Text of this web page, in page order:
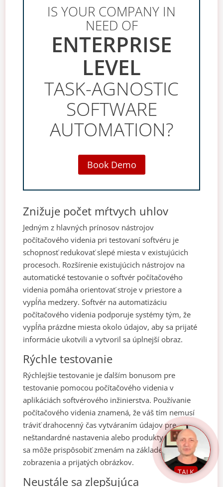
IS YOUR COMPANY IN
NEED OF
ENTERPRISE
LEVEL
TASK-AGNOSTIC
SOFTWARE
AUTOMATION?
Book Demo
Znižuje počet mŕtvych uhlov
Jedným z hlavných prínosov nástrojov
počítačového videnia pri testovaní softvéru je
schopnosť redukovať slepé miesta v existujúcich
procesoch. Rozšírenie existujúcich nástrojov na
automatické testovanie o softvér počítačového
videnia pomáha orientovať stroje v priestore a
vypĺňa medzery. Softvér na automatizáciu
počítačového videnia podporuje systémy tým, že
vypĺňa prázdne miesta okolo údajov, aby sa prijaté
informácie ukotvili a vytvoril sa úplnejší obraz.
Rýchle testovanie
Rýchlejšie testovanie je ďalším bonusom pre
testovanie pomocou počítačového videnia v
aplikáciách softvérového inžinierstva. Používanie
počítačového videnia znamená, že váš tím nemusí
tráviť drahocenný čas vytváraním údajov pre
neštandardné nastavenia alebo produkty. Počítač
sa môže prispôsobiť zmenám na základe
zobrazenia a prijatých obrázkov.
Neustále sa zlepšujúca
TALK